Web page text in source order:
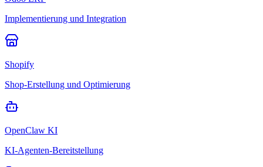
Implementierung und Integration
Shopify
Shop-Erstellung und Optimierung
OpenClaw KI
KI-Agenten-Bereitstellung